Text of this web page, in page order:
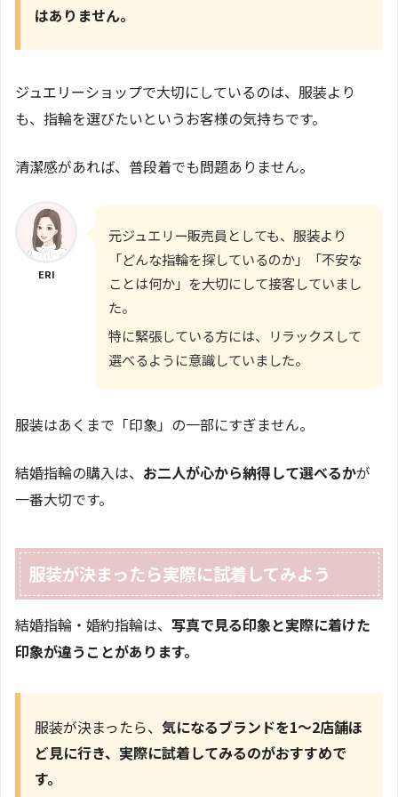
はありません。
ジュエリーショップで大切にしているのは、服装より
も、指輪を選びたいというお客様の気持ちです。
清潔感があれば、普段着でも問題ありません。
ERI
元ジュエリー販売員としても、服装より
「どんな指輪を探しているのか」「不安な
ことは何か」を大切にして接客していまし
た。
特に緊張している方には、リラックスして
選べるように意識していました。
服装はあくまで「印象」の一部にすぎません。
結婚指輪の購入は、 お二人が心から納得して選べるかが
一番大切です。
服装が決まったら実際に試着してみよう
結婚指輪・婚約指輪は、 写真で見る印象と実際に着けた
印象が違うことがあります。
服装が決まったら、 気になるブランドを1〜2店舗ほ
ど見に行き、実際に試着してみるのがおすすめで
す。